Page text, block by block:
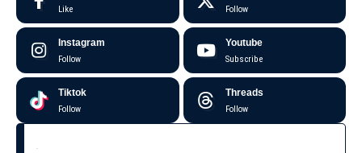
Like Follow
Instagram
Follow
Youtube
Subscribe
Tiktok
Follow
Threads
Follow